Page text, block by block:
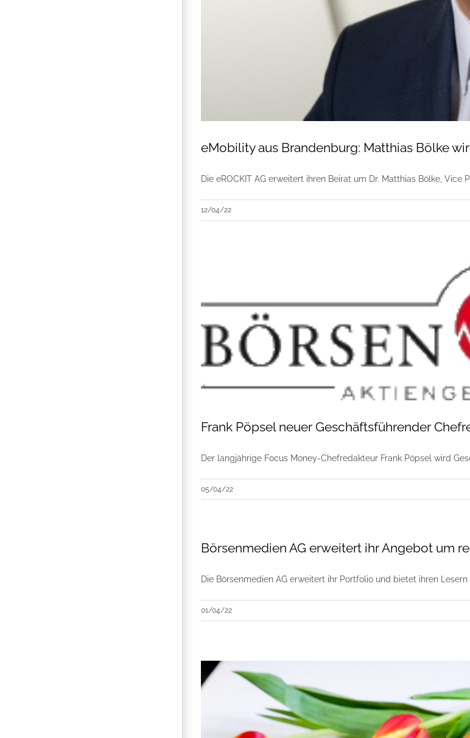
eMobility aus Brandenburg: Matthias Bölke
Die eROCKIT AG erweitert ihren Beirat um Dr. Matthias Bölke, Vice
12/04/22
Frank Pöpsel neuer Geschäftsführender
Der langjährige Focus Money-Chefredakteur Frank Pöpsel wird
05/04/22
Börsenmedien AG erweitert ihr Angebot um
Die Börsenmedien AG erweitert ihr Portfolio und bietet ihren
01/04/22